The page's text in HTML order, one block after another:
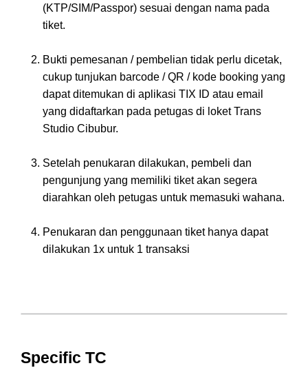
(KTP/SIM/Passpor) sesuai dengan nama pada
tiket.
Bukti pemesanan / pembelian tidak perlu dicetak,
cukup tunjukan barcode / QR / kode booking yang
dapat ditemukan di aplikasi TIX ID atau email
yang didaftarkan pada petugas di loket Trans
Studio Cibubur.
Setelah penukaran dilakukan, pembeli dan
pengunjung yang memiliki tiket akan segera
diarahkan oleh petugas untuk memasuki wahana.
Penukaran dan penggunaan tiket hanya dapat
dilakukan 1x untuk 1 transaksi
Specific TC